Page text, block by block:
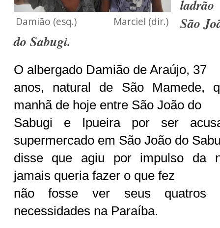
Damião (esq.) Marciel (dir.)
São
do Sabugi.
O albergado Damião de Araújo, 37
anos, natural de São Mamede,
manhã de hoje entre São João do
Sabugi e Ipueira por ser
supermercado em São João do
disse que agiu por impulso da
jamais queria fazer o que fez
não fosse ver seus quatros
necessidades na Paraíba.